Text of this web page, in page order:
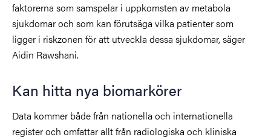
faktorerna som samspelar i uppkomsten av metabola
sjukdomar och som kan förutsäga vilka patienter som
ligger i riskzonen för att utveckla dessa sjukdomar, säger
Aidin Rawshani.
Kan hitta nya biomarkörer
Data kommer både från nationella och internationella
register och omfattar allt från radiologiska och kliniska